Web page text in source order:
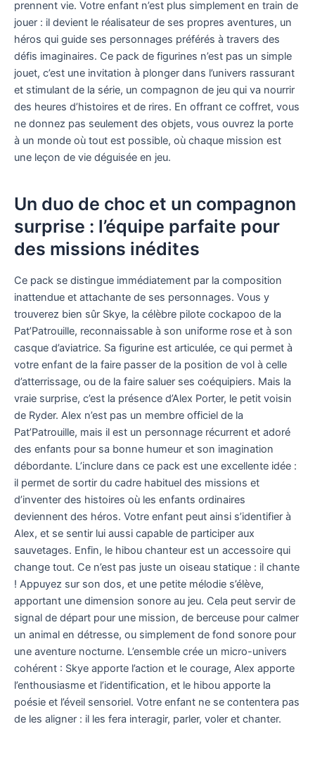
prennent vie. Votre enfant n’est plus simplement en train de
jouer : il devient le réalisateur de ses propres aventures, un
héros qui guide ses personnages préférés à travers des
défis imaginaires. Ce pack de figurines n’est pas un simple
jouet, c’est une invitation à plonger dans l’univers rassurant
et stimulant de la série, un compagnon de jeu qui va nourrir
des heures d’histoires et de rires. En offrant ce coffret, vous
ne donnez pas seulement des objets, vous ouvrez la porte
à un monde où tout est possible, où chaque mission est
une leçon de vie déguisée en jeu.
Un duo de choc et un compagnon
surprise : l’équipe parfaite pour
des missions inédites
Ce pack se distingue immédiatement par la composition
inattendue et attachante de ses personnages. Vous y
trouverez bien sûr Skye, la célèbre pilote cockapoo de la
Pat’Patrouille, reconnaissable à son uniforme rose et à son
casque d’aviatrice. Sa figurine est articulée, ce qui permet à
votre enfant de la faire passer de la position de vol à celle
d’atterrissage, ou de la faire saluer ses coéquipiers. Mais la
vraie surprise, c’est la présence d’Alex Porter, le petit voisin
de Ryder. Alex n’est pas un membre officiel de la
Pat’Patrouille, mais il est un personnage récurrent et adoré
des enfants pour sa bonne humeur et son imagination
débordante. L’inclure dans ce pack est une excellente idée :
il permet de sortir du cadre habituel des missions et
d’inventer des histoires où les enfants ordinaires
deviennent des héros. Votre enfant peut ainsi s’identifier à
Alex, et se sentir lui aussi capable de participer aux
sauvetages. Enfin, le hibou chanteur est un accessoire qui
change tout. Ce n’est pas juste un oiseau statique : il chante
! Appuyez sur son dos, et une petite mélodie s’élève,
apportant une dimension sonore au jeu. Cela peut servir de
signal de départ pour une mission, de berceuse pour calmer
un animal en détresse, ou simplement de fond sonore pour
une aventure nocturne. L’ensemble crée un micro-univers
cohérent : Skye apporte l’action et le courage, Alex apporte
l’enthousiasme et l’identification, et le hibou apporte la
poésie et l’éveil sensoriel. Votre enfant ne se contentera pas
de les aligner : il les fera interagir, parler, voler et chanter.